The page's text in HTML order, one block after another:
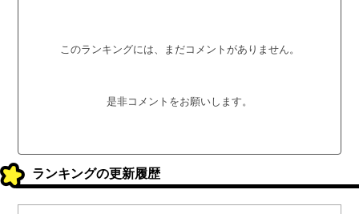
このランキングには、まだコメントがありません。
是非コメントをお願いします。
ランキングの更新履歴